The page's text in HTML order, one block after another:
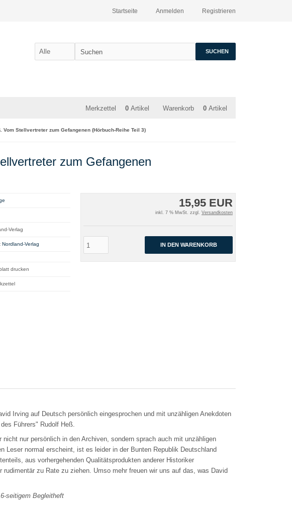
Registrieren
Anmelden
Startseite
SUCHEN
Warenkorb 0 Artikel
Merkzettel 0 Artikel
Vom Stellvertreter zum Gefangenen (Hörbuch-Reihe Teil 3)
zum Gefangenen
15,95 EUR
inkl. 7 % MwSt. zzgl. Versandkosten
IN DEN WARENKORB
Verlag
Nordland-Verlag
drucken
Irving auf Deutsch persönlich eingesprochen und mit unzähligen Anekdoten
Führers" Rudolf Heß.
nur persönlich in den Archiven, sondern sprach auch mit unzähligen
Leser normal erscheint, ist es leider in der Bunten Republik Deutschland
aus vorhergehenden Qualitätsprodukten anderer Historiker
zu Rate zu ziehen. Umso mehr freuen wir uns auf das, was David
seitigem Begleitheft